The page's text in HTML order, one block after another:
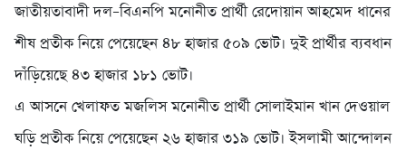
জাতীয়তাবাদী দল–বিএনপি মনোনীত প্রার্থী রেদোয়ান আহমেদ ধানের
শীষ প্রতীক নিয়ে পেয়েছেন ৪৮ হাজার ৫০৯ ভোট। দুই প্রার্থীর ব্যবধান
দাঁড়িয়েছে ৪৩ হাজার ১৮১ ভোট।
এ আসনে খেলাফত মজলিস মনোনীত প্রার্থী সোলাইমান খান দেওয়াল
ঘড়ি প্রতীক নিয়ে পেয়েছেন ২৬ হাজার ৩১৯ ভোট। ইসলামী আন্দোলন